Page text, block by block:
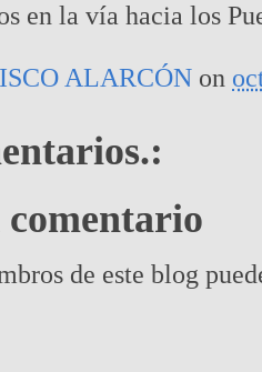
en la vía hacia los
ALARCÓN on
de este blog